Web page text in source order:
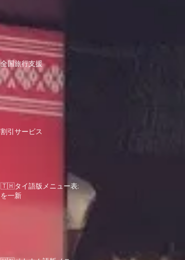
全国旅行支援
割引サービス
🇹🇭タイ語版メニュー表示
を一新